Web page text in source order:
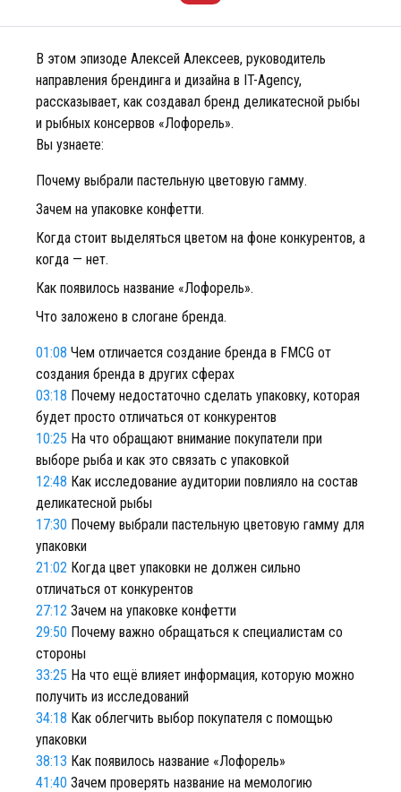
В этом эпизоде Алексей Алексеев, руководитель
направления брендинга и дизайна в IT-Agency,
рассказывает, как создавал бренд деликатесной рыбы
и рыбных консервов «Лофорель».
Вы узнаете:
Почему выбрали пастельную цветовую гамму.
Зачем на упаковке конфетти.
Когда стоит выделяться цветом на фоне конкурентов, а
когда — нет.
Как появилось название «Лофорель».
Что заложено в слогане бренда.
01:08 Чем отличается создание бренда в FMCG от
создания бренда в других сферах
03:18 Почему недостаточно сделать упаковку, которая
будет просто отличаться от конкурентов
10:25 На что обращают внимание покупатели при
выборе рыба и как это связать с упаковкой
12:48 Как исследование аудитории повлияло на состав
деликатесной рыбы
17:30 Почему выбрали пастельную цветовую гамму для
упаковки
21:02 Когда цвет упаковки не должен сильно
отличаться от конкурентов
27:12 Зачем на упаковке конфетти
29:50 Почему важно обращаться к специалистам со
стороны
33:25 На что ещё влияет информация, которую можно
получить из исследований
34:18 Как облегчить выбор покупателя с помощью
упаковки
38:13 Как появилось название «Лофорель»
41:40 Зачем проверять название на мемологию